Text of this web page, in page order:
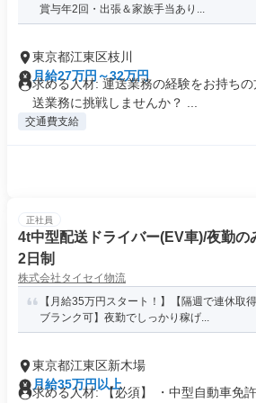
賞与年2回・出張＆家族手当あり...
東京都江東区枝川
月給27万円～32万円
求める人材: 運送業務の経験をお持ち
送業務に挑戦しませんか？ ...
交通費支給
正社員
4t中型配送ドライバー(EV車)/夜勤の
2日制
株式会社タイセイ物流
【月給35万円スタート！】【隔週で連休取
ブランク可】夜勤でしっかり稼げ...
東京都江東区新木場
月給35万円以上
求める人材: 【必須】 ・中型自動車免